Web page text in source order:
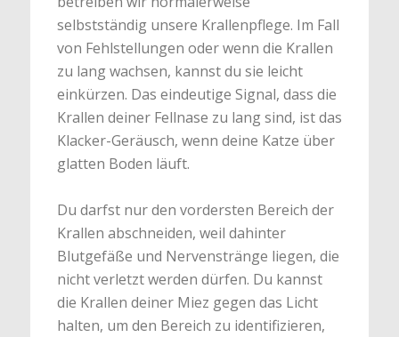
selbstständig unsere Krallenpflege. Im Fall
von Fehlstellungen oder wenn die Krallen
zu lang wachsen, kannst du sie leicht
einkürzen. Das eindeutige Signal, dass die
Krallen deiner Fellnase zu lang sind, ist das
Klacker-Geräusch, wenn deine Katze über
glatten Boden läuft.
Du darfst nur den vordersten Bereich der
Krallen abschneiden, weil dahinter
Blutgefäße und Nervenstränge liegen, die
nicht verletzt werden dürfen. Du kannst
die Krallen deiner Miez gegen das Licht
halten, um den Bereich zu identifizieren,